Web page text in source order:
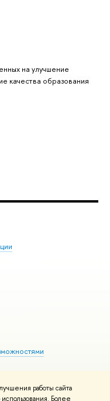
работы сайта
Более
на улучшение
качества образования